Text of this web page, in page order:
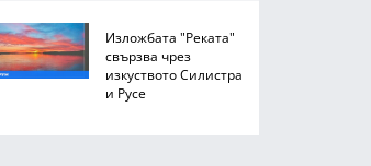
Изложбата "Реката"
свързва чрез
изкуството Силистра
и Русе